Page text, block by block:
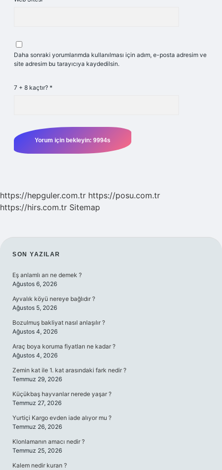
Daha sonraki yorumlarımda kullanılması için adım, e-posta adresim ve
site adresim bu tarayıcıya kaydedilsin.
7 + 8 kaçtır? *
https://hepguler.com.tr https://posu.com.tr
https://hirs.com.tr Sitemap
SIDEBAR
SON YAZILAR
Eş anlamlı arı ne demek ?
Ağustos 6, 2026
Ayvalık köyü nereye bağlıdır ?
Ağustos 5, 2026
Bozulmuş bakliyat nasıl anlaşılır ?
Ağustos 4, 2026
Araç boya koruma fiyatları ne kadar ?
Ağustos 4, 2026
Zemin kat ile 1. kat arasındaki fark nedir ?
Temmuz 29, 2026
Küçükbaş hayvanlar nerede yaşar ?
Temmuz 27, 2026
Yurtiçi Kargo evden iade alıyor mu ?
Temmuz 26, 2026
Klonlamanın amacı nedir ?
Temmuz 25, 2026
Kalem nedir kuran ?